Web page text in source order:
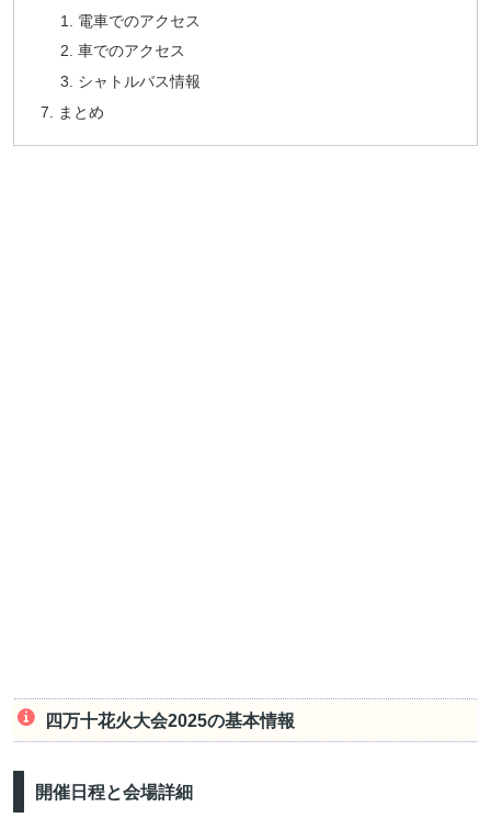
電車でのアクセス
車でのアクセス
シャトルバス情報
まとめ
四万十花火大会2025の基本情報
開催日程と会場詳細